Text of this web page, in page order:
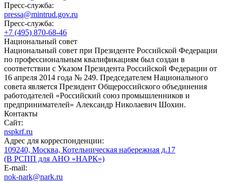
Пресс-служба:
pressa@mintrud.gov.ru
Пресс-служба:
+7 (495) 870-68-46
Национальный совет
Национальный совет при Президенте Российской Федерации
по профессиональным квалификациям был создан в
соответствии с Указом Президента Российской Федерации от
16 апреля 2014 года № 249. Председателем Национального
совета является Президент Общероссийского объединения
работодателей «Российский союз промышленников и
предпринимателей» Александр Николаевич Шохин.
Контакты
Сайт:
nspkrf.ru
Адрес для корреспонденции:
109240, Москва, Котельническая набережная д.17
(В РСПП для АНО «НАРК»)
E-mail:
nok-nark@nark.ru